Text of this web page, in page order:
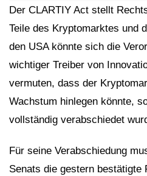
Der CLARTIY Act stellt
Teile des Kryptomarktes und
den USA könnte sich die
wichtiger Treiber von
vermuten, dass der
Wachstum hinlegen könnte,
vollständig verabschiedet
Für seine Verabschiedung
Senats die gestern bestätigte